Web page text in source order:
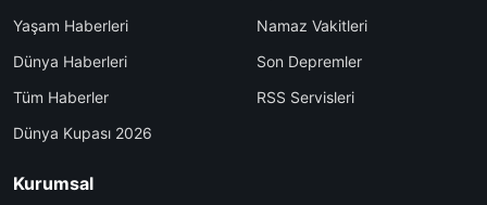
Yaşam Haberleri
Dünya Haberleri
Tüm Haberler
Dünya Kupası 2026
Namaz Vakitleri
Son Depremler
RSS Servisleri
Kurumsal